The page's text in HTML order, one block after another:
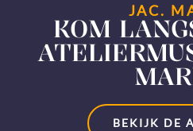
JAC.
KOM
BEKIJK DE